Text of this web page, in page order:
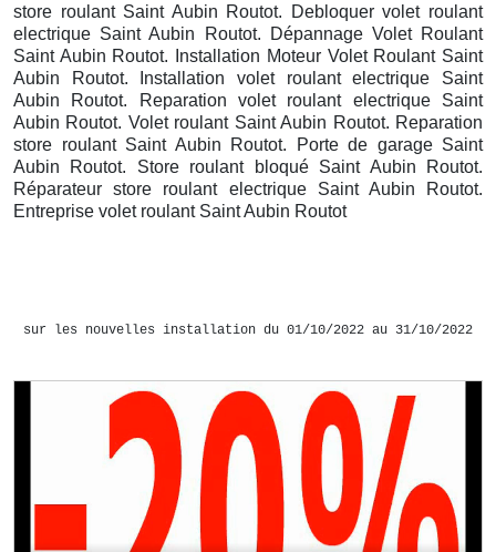
store roulant Saint Aubin Routot. Debloquer volet roulant
electrique Saint Aubin Routot. Dépannage Volet Roulant
Saint Aubin Routot. Installation Moteur Volet Roulant Saint
Aubin Routot. Installation volet roulant electrique Saint
Aubin Routot. Reparation volet roulant electrique Saint
Aubin Routot. Volet roulant Saint Aubin Routot. Reparation
store roulant Saint Aubin Routot. Porte de garage Saint
Aubin Routot. Store roulant bloqué Saint Aubin Routot.
Réparateur store roulant electrique Saint Aubin Routot.
Entreprise volet roulant Saint Aubin Routot
sur les nouvelles installation du 01/10/2022 au 31/10/2022